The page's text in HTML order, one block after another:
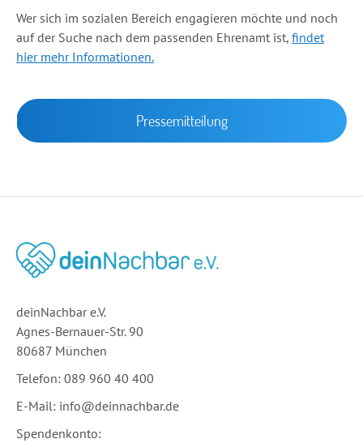
Wer sich im sozialen Bereich engagieren möchte und noch
auf der Suche nach dem passenden Ehrenamt ist, findet
hier mehr Informationen.
Pressemitteilung
deinNachbar e.V.
Agnes-Bernauer-Str. 90
80687 München
Telefon: 089 960 40 400
E-Mail: info@deinnachbar.de